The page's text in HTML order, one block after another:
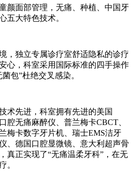
面部管理，无痛、种植、中国牙
五大特色技术。
独立专属诊疗室舒适隐私的诊疗
心，科室采用国际标准的四手操作
包”杜绝交叉感染。
先进，科室拥有先进的美国
腔无痛麻醉仪、普兰梅卡CBCT、
梅卡数字牙片机、瑞士EMS洁牙
、德国口腔显微镜、意大利超声骨
真正实现了“无痛温柔牙科”，在无
。